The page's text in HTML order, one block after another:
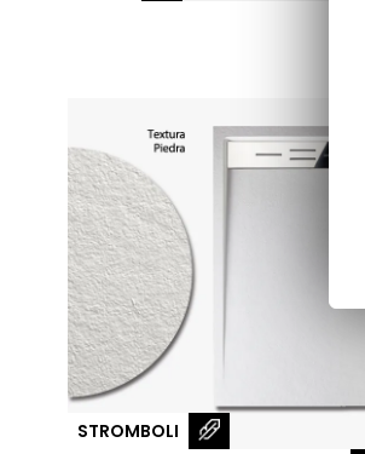
STROMBOLI